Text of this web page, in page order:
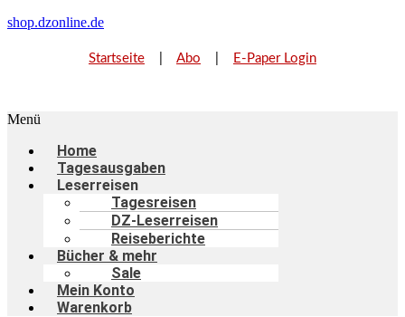
shop.dzonline.de
Startseite Abo E-Paper Login
Menü
Home
Tagesausgaben
Leserreisen
Tagesreisen
DZ-Leserreisen
Reiseberichte
Bücher & mehr
Sale
Mein Konto
Warenkorb